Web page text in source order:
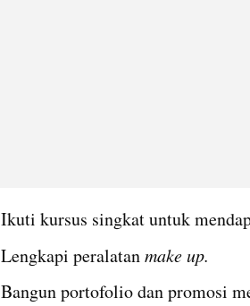
Ikuti kursus singkat untuk
Lengkapi peralatan make up.
Bangun portofolio dan promosi